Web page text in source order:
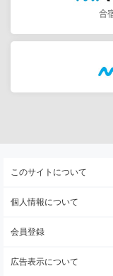
合
このサイトについて
個人情報について
会員登録
広告表示について